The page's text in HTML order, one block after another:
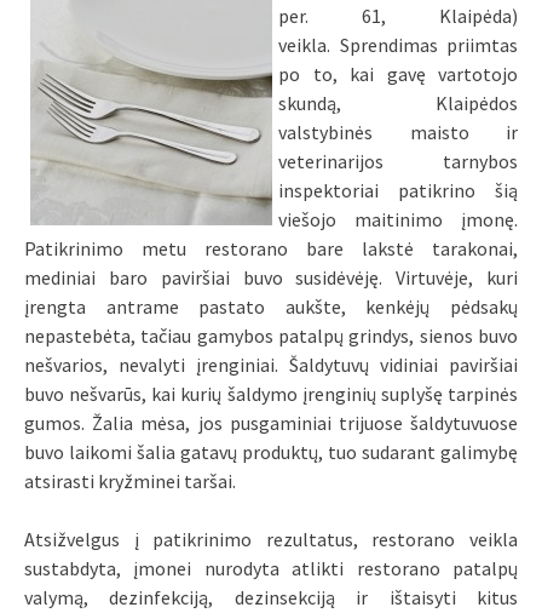
per. 61, Klaipėda)
veikla. Sprendimas priimtas
po to, kai gavę vartotojo
skundą, Klaipėdos
valstybinės maisto ir
veterinarijos tarnybos
inspektoriai patikrino šią
viešojo maitinimo įmonę.
Patikrinimo metu restorano bare lakstė tarakonai,
mediniai baro paviršiai buvo susidėvėję. Virtuvėje, kuri
įrengta antrame pastato aukšte, kenkėjų pėdsakų
nepastebėta, tačiau gamybos patalpų grindys, sienos buvo
nešvarios, nevalyti įrenginiai. Šaldytuvų vidiniai paviršiai
buvo nešvarūs, kai kurių šaldymo įrenginių suplyšę tarpinės
gumos. Žalia mėsa, jos pusgaminiai trijuose šaldytuvuose
buvo laikomi šalia gatavų produktų, tuo sudarant galimybę
atsirasti kryžminei taršai.
Atsižvelgus į patikrinimo rezultatus, restorano veikla
sustabdyta, įmonei nurodyta atlikti restorano patalpų
valymą, dezinfekciją, dezinsekciją ir ištaisyti kitus